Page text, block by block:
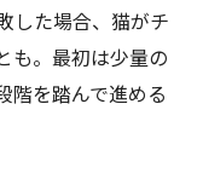
した場合、猫がチ
も。最初は少量の
階を踏んで進める